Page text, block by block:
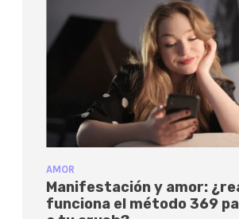
AMOR
Manifestación y amor:
funciona el método 369